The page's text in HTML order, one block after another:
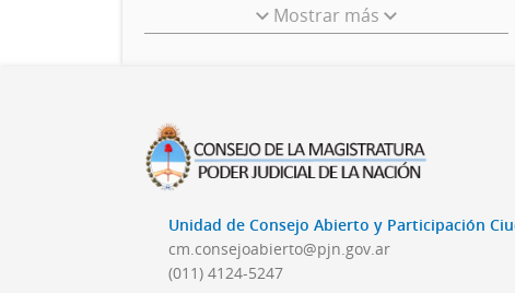
Mostrar más
Unidad de Consejo Abierto y Participación
cm.consejoabierto@pjn.gov.ar
(011) 4124-5247